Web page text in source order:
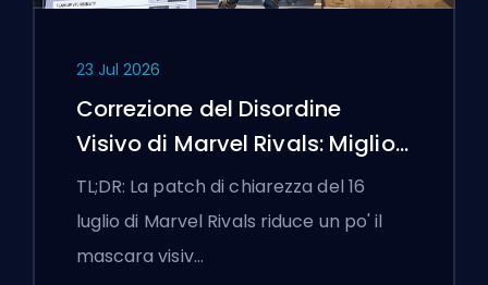
23 Jul 2026
Correzione del Disordine
Visivo di Marvel Rivals: Migliori
Impostazioni Competitive
Dopo la Patch del 16 Luglio
TL;DR: La patch di chiarezza del 16
luglio di Marvel Rivals riduce un po' il
mascara visiv…